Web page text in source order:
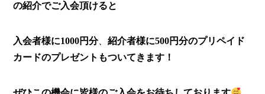
の紹介でご入会頂けると
入会者様に1000円分、紹介者様に500円分のプリペイド
カードのプレゼントもついてきます！